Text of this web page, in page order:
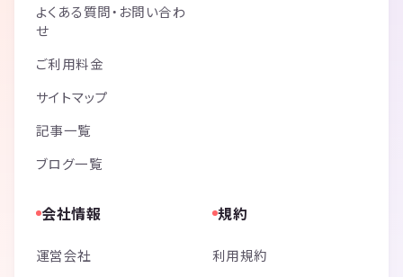
よくある質問・お問い合わ
せ
ご利用料金
サイトマップ
記事一覧
ブログ一覧
会社情報
運営会社
規約
利用規約